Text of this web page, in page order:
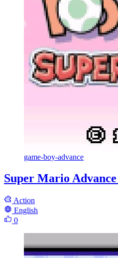
game-boy-advance
Super Mario
Action
English
0